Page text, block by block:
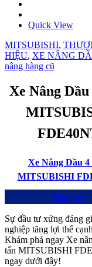
Quick View
MITSUBISHI,
HIỆU, XE NÂNG
nâng hàng cũ
Xe Nâng
Xe Nâng Dầu 4
MITSUBISHI
Mua ngay
Sự đầu tư xứng đáng
nghiệp tăng lợi thế
Khám phá ngay Xe
tấn MITSUBISHI
ngay dưới đây!